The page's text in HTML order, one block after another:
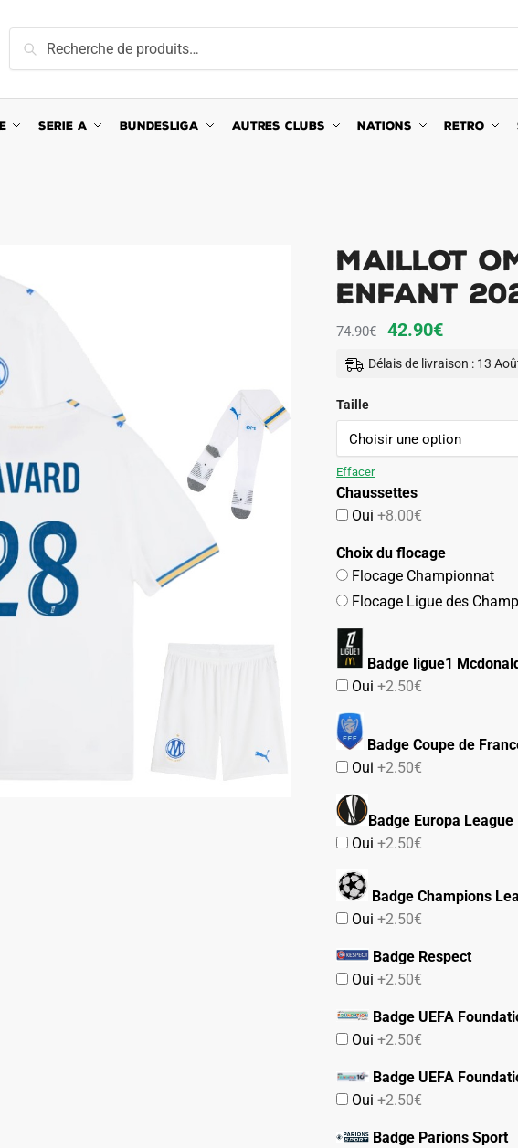
pour :
Recherche
SERIE A BUNDESLIGA AUTRES CLUBS NATIONS RETRO
Maillot
Enfant
74.90€
Le
prix
74.90€.
42.90€Le
prix
42.90€.
Délais de livraison : 13
Taille
Effacer
Chaussettes
Oui+8.00€
Choix du flocage
Flocage Championnat
Flocage Ligue des
Badge ligue1
Oui+2.50€
Badge Coupe de
Oui+2.50€
Badge Europa League
Oui+2.50€
Badge Champions
Oui+2.50€
Badge Respect
Oui+2.50€
Badge UEFA
Oui+2.50€
Badge UEFA
Oui+2.50€
Badge Parions Sport